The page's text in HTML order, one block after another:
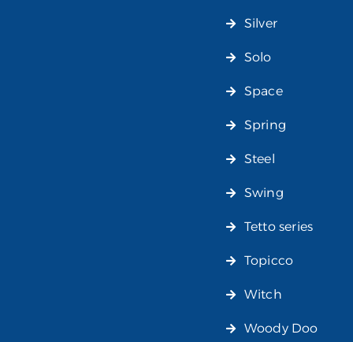
Silver
Solo
Space
Spring
Steel
Swing
Tetto series
Topicco
Witch
Woody Doo